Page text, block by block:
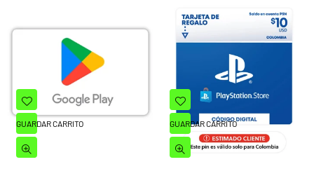
GUARDAR CARRITO GUARDAR CARRITO